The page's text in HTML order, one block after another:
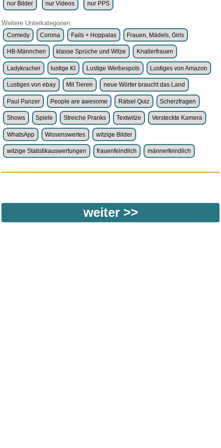
nur Bilder nur Videos nur PPS
Weitere Unterkategorien:
Comedy Corona Fails + Hoppalas Frauen, Mädels, Girls
HB-Männchen klasse Sprüche und Witze Knallerfrauen
Ladykracher lustige KI Lustige Werbespots Lustiges von Amazon
Lustiges von ebay Mit Tieren neue Wörter braucht das Land
Paul Panzer People are awesome Rätsel Quiz Scherzfragen
Shows Spiele Streiche Pranks Textwitze Versteckte Kamera
WhatsApp Wissenswertes witzige Bilder
witzige Statistikauswertungen frauenfeindlich männerfeindlich
weiter >>